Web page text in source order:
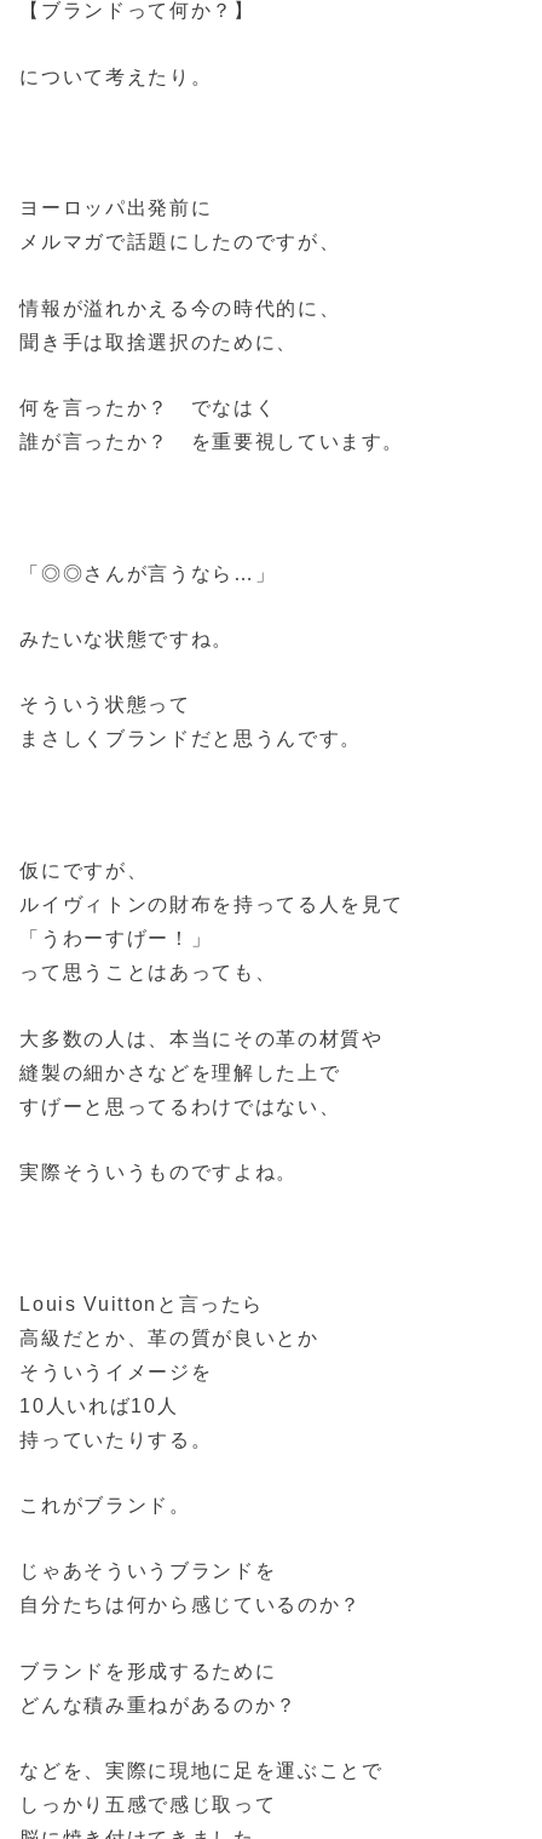
【ブランドって何か？】
について考えたり。
ヨーロッパ出発前に
メルマガで話題にしたのですが、
情報が溢れかえる今の時代的に、
聞き手は取捨選択のために、
何を言ったか？ でなはく
誰が言ったか？ を重要視しています。
「◎◎さんが言うなら…」
みたいな状態ですね。
そういう状態って
まさしくブランドだと思うんです。
仮にですが、
ルイヴィトンの財布を持ってる人を見て
「うわーすげー！」
って思うことはあっても、
大多数の人は、本当にその革の材質や
縫製の細かさなどを理解した上で
すげーと思ってるわけではない、
実際そういうものですよね。
Louis Vuittonと言ったら
高級だとか、革の質が良いとか
そういうイメージを
10人いれば10人
持っていたりする。
これがブランド。
じゃあそういうブランドを
自分たちは何から感じているのか？
ブランドを形成するために
どんな積み重ねがあるのか？
などを、実際に現地に足を運ぶことで
しっかり五感で感じ取って